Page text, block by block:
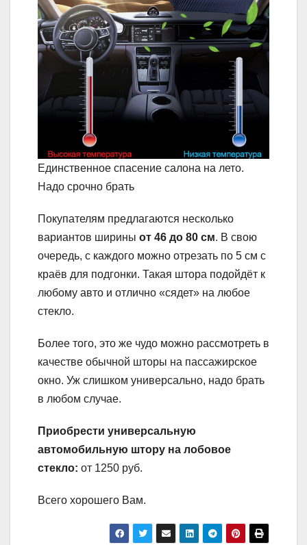
Единственное спасение салона на лето.
Надо срочно брать
Покупателям предлагаются несколько
вариантов ширины от 46 до 80 см. В свою
очередь, с каждого можно отрезать по 5 см с
краёв для подгонки. Такая штора подойдёт к
любому авто и отлично «сядет» на любое
стекло.
Более того, это же чудо можно рассмотреть в
качестве обычной шторы на пассажирское
окно. Уж слишком универсально, надо брать
в любом случае.
Приобрести универсальную
автомобильную штору на лобовое
стекло: от 1250 руб.
Всего хорошего Вам.